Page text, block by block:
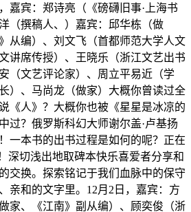
嘉宾：郑诗亮（《磅礴旧事·上海书
（撰稿人、）嘉宾：邱华栋（做
从编）、刘文飞（首都师范大学人文
讲席传授）、王晓乐（浙江文艺出书
（文艺评论家）、周立平易近（学
）、马尚龙（做家）大概你曾读过全
《人》？大概你也被《星星是冰凉的
过？俄罗斯科幻大师谢尔盖·卢基扬
一本书的出书过程是如何的呢？正在
深切浅出地取碑本快乐喜爱者分享和
交换。探索铭记于我们血脉中的保守
亲和的文字里。12月2日，嘉宾：方
家、《江南》副从编）、顾奕俊（浙